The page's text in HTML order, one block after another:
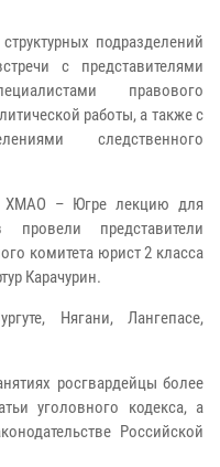
подразделений
с представителями
правового
работы, а также с
следственного
ХМАО – Югре лекцию для
представители
комитета юрист 2 класса
Карачурин.
Нягани, Лангепасе,
росгвардейцы более
уголовного кодекса, а
Российской